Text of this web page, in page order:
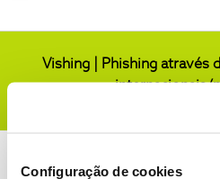
Configuração de cookies
Vishing | Phishing através
internacionais/